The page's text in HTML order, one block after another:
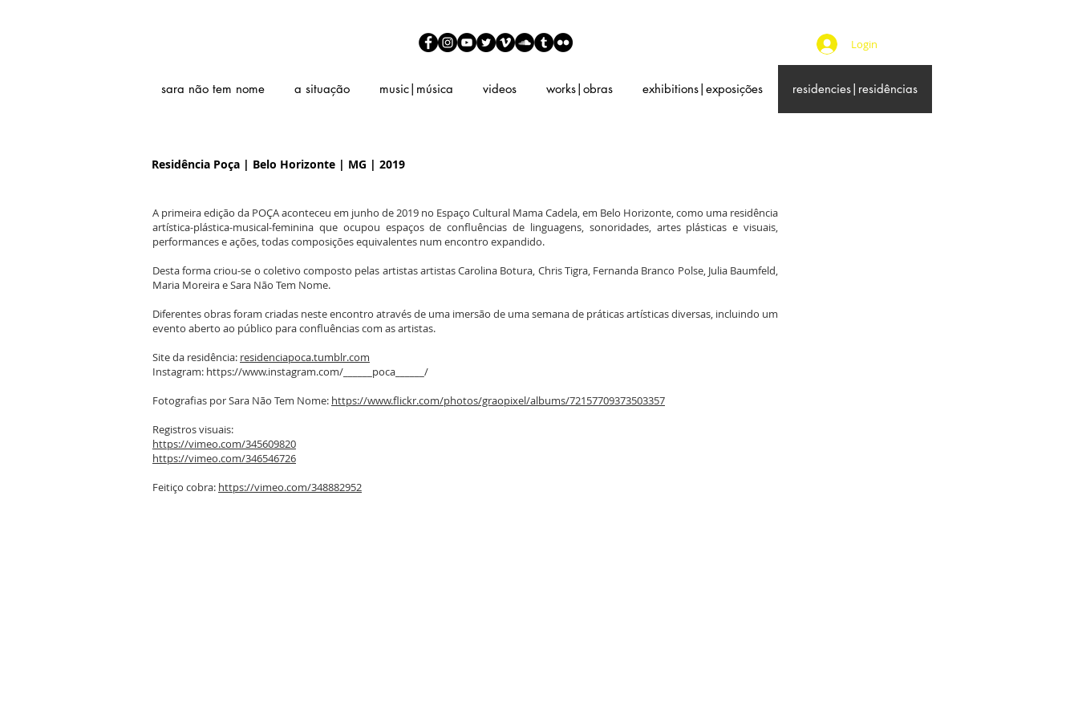
sara não tem nome a situação music|música videos works|obras exhibitions|exposições residencies|residências
Login
Residência Poça | Belo Horizonte | MG | 2019
A primeira edição da POÇA aconteceu em junho de 2019 no Espaço Cultural Mama Cadela, em Belo Horizonte, como uma residência
artística-plástica-musical-feminina que ocupou espaços de confluências de linguagens, sonoridades, artes plásticas e visuais,
performances e ações, todas composições equivalentes num encontro expandido.
Desta forma criou-se o coletivo composto pelas artistas artistas Carolina Botura, Chris Tigra, Fernanda Branco Polse, Julia Baumfeld,
Maria Moreira e Sara Não Tem Nome.
Diferentes obras foram criadas neste encontro através de uma imersão de uma semana de práticas artísticas diversas, incluindo um
evento aberto ao público para confluências com as artistas.
Site da residência: residenciapoca.tumblr.com
Instagram: https://www.instagram.com/______poca______/
Fotografias por Sara Não Tem Nome: https://www.flickr.com/photos/graopixel/albums/72157709373503357
Registros visuais:
https://vimeo.com/345609820
https://vimeo.com/346546726
Feitiço cobra: https://vimeo.com/348882952